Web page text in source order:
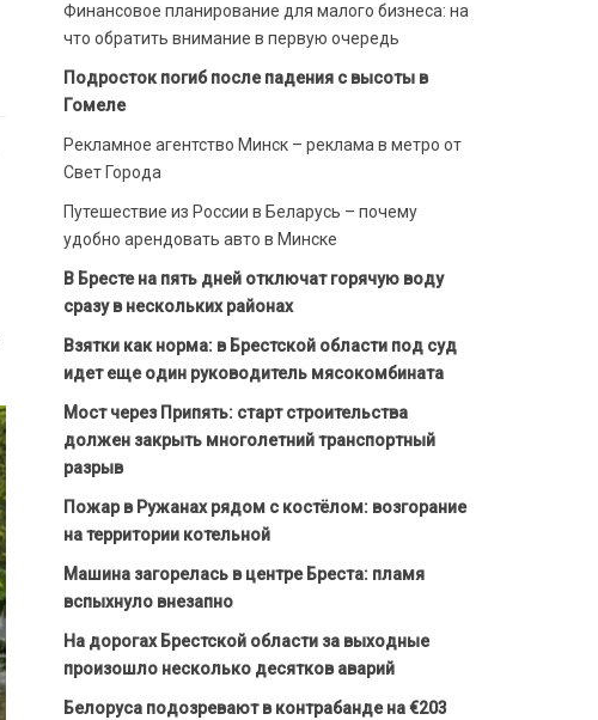
Финансовое планирование для малого бизнеса: на
что обратить внимание в первую очередь
Подросток погиб после падения с высоты в
Гомеле
Рекламное агентство Минск – реклама в метро от
Свет Города
Путешествие из России в Беларусь – почему
удобно арендовать авто в Минске
В Бресте на пять дней отключат горячую воду
сразу в нескольких районах
Взятки как норма: в Брестской области под суд
идет еще один руководитель мясокомбината
Мост через Припять: старт строительства
должен закрыть многолетний транспортный
разрыв
Пожар в Ружанах рядом с костёлом: возгорание
на территории котельной
Машина загорелась в центре Бреста: пламя
вспыхнуло внезапно
На дорогах Брестской области за выходные
произошло несколько десятков аварий
Белоруса подозревают в контрабанде на €203